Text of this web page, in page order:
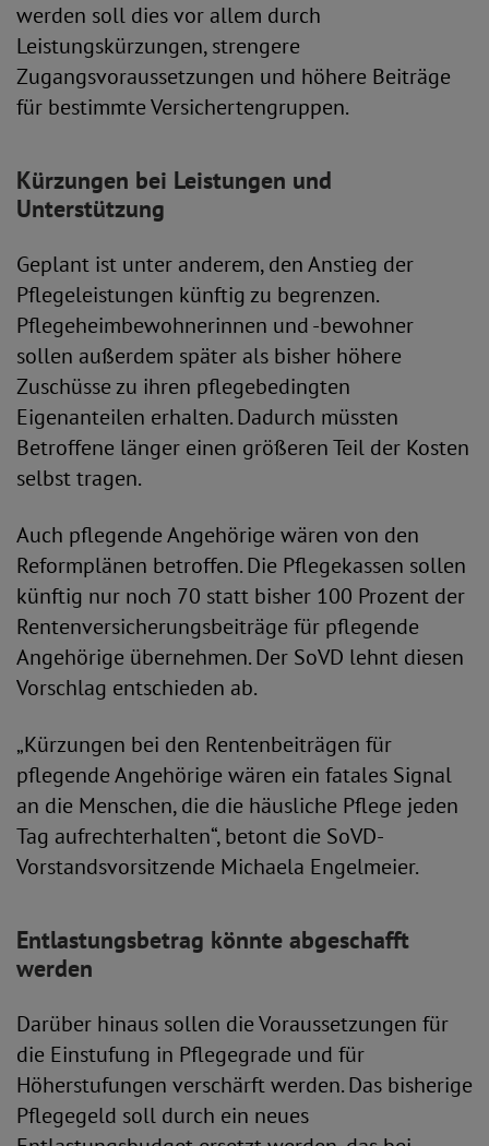
werden soll dies vor allem durch
Leistungskürzungen, strengere
Zugangsvoraussetzungen und höhere Beiträge
für bestimmte Versichertengruppen.
Kürzungen bei Leistungen und
Unterstützung
Geplant ist unter anderem, den Anstieg der
Pflegeleistungen künftig zu begrenzen.
Pflegeheimbewohnerinnen und -bewohner
sollen außerdem später als bisher höhere
Zuschüsse zu ihren pflegebedingten
Eigenanteilen erhalten. Dadurch müssten
Betroffene länger einen größeren Teil der Kosten
selbst tragen.
Auch pflegende Angehörige wären von den
Reformplänen betroffen. Die Pflegekassen sollen
künftig nur noch 70 statt bisher 100 Prozent der
Rentenversicherungsbeiträge für pflegende
Angehörige übernehmen. Der SoVD lehnt diesen
Vorschlag entschieden ab.
„Kürzungen bei den Rentenbeiträgen für
pflegende Angehörige wären ein fatales Signal
an die Menschen, die die häusliche Pflege jeden
Tag aufrechterhalten“, betont die SoVD-
Vorstandsvorsitzende Michaela Engelmeier.
Entlastungsbetrag könnte abgeschafft
werden
Darüber hinaus sollen die Voraussetzungen für
die Einstufung in Pflegegrade und für
Höherstufungen verschärft werden. Das bisherige
Pflegegeld soll durch ein neues